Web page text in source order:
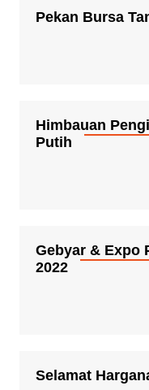
Pekan Bursa
Himbauan
Putih
Gebyar & Expo
2022
Selamat